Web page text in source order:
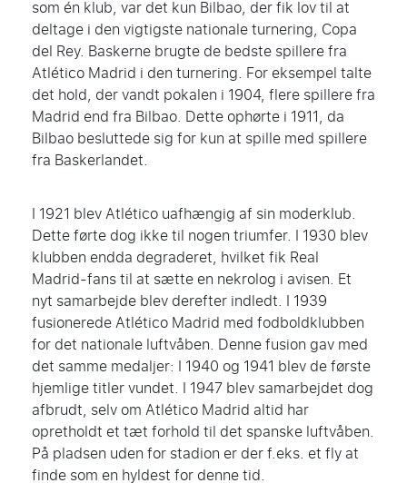
som én klub, var det kun Bilbao, der fik lov til at
deltage i den vigtigste nationale turnering, Copa
del Rey. Baskerne brugte de bedste spillere fra
Atlético Madrid i den turnering. For eksempel talte
det hold, der vandt pokalen i 1904, flere spillere fra
Madrid end fra Bilbao. Dette ophørte i 1911, da
Bilbao besluttede sig for kun at spille med spillere
fra Baskerlandet.
I 1921 blev Atlético uafhængig af sin moderklub.
Dette førte dog ikke til nogen triumfer. I 1930 blev
klubben endda degraderet, hvilket fik Real
Madrid-fans til at sætte en nekrolog i avisen. Et
nyt samarbejde blev derefter indledt. I 1939
fusionerede Atlético Madrid med fodboldklubben
for det nationale luftvåben. Denne fusion gav med
det samme medaljer: I 1940 og 1941 blev de første
hjemlige titler vundet. I 1947 blev samarbejdet dog
afbrudt, selv om Atlético Madrid altid har
opretholdt et tæt forhold til det spanske luftvåben.
På pladsen uden for stadion er der f.eks. et fly at
finde som en hyldest for denne tid.